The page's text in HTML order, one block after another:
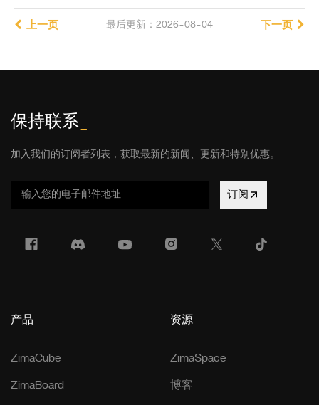
最后更新：2026-08-04
上一页 下一页
保持联系
加入我们的订阅者列表，获取最新的新闻、更新和特别优惠。
订阅
产品
ZimaCube
ZimaBoard
资源
ZimaSpace
博客